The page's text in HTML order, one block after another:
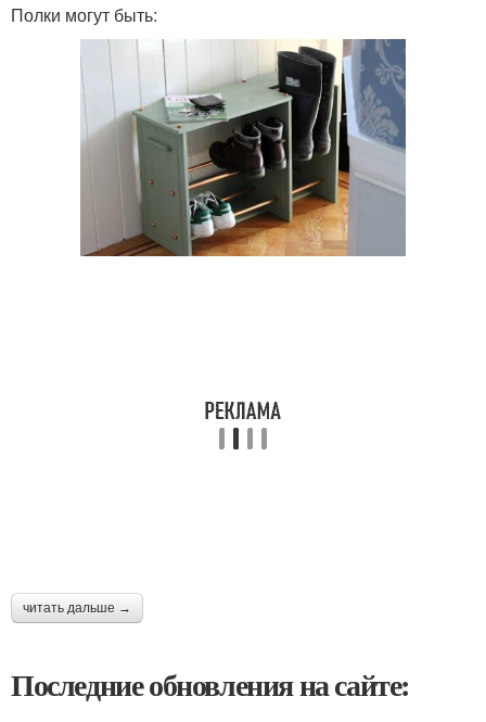
Полки могут быть:
читать дальше →
Последние обновления на сайте: